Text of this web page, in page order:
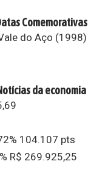
Comemorativas
do Aço (1998)
da economia
104.107 pts
R$ 269.925,25